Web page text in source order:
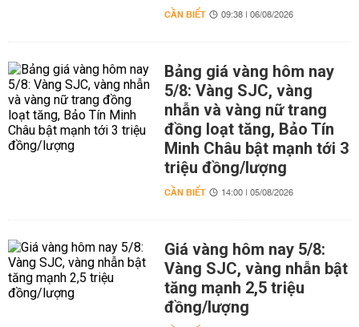
CẦN BIẾT 09:38 | 06/08/2026
Bảng giá vàng hôm nay
5/8: Vàng SJC, vàng
nhẫn và vàng nữ trang
đồng loạt tăng, Bảo Tín
Minh Châu bật mạnh tới 3
triệu đồng/lượng
CẦN BIẾT 14:00 | 05/08/2026
Giá vàng hôm nay 5/8:
Vàng SJC, vàng nhẫn bật
tăng mạnh 2,5 triệu
đồng/lượng